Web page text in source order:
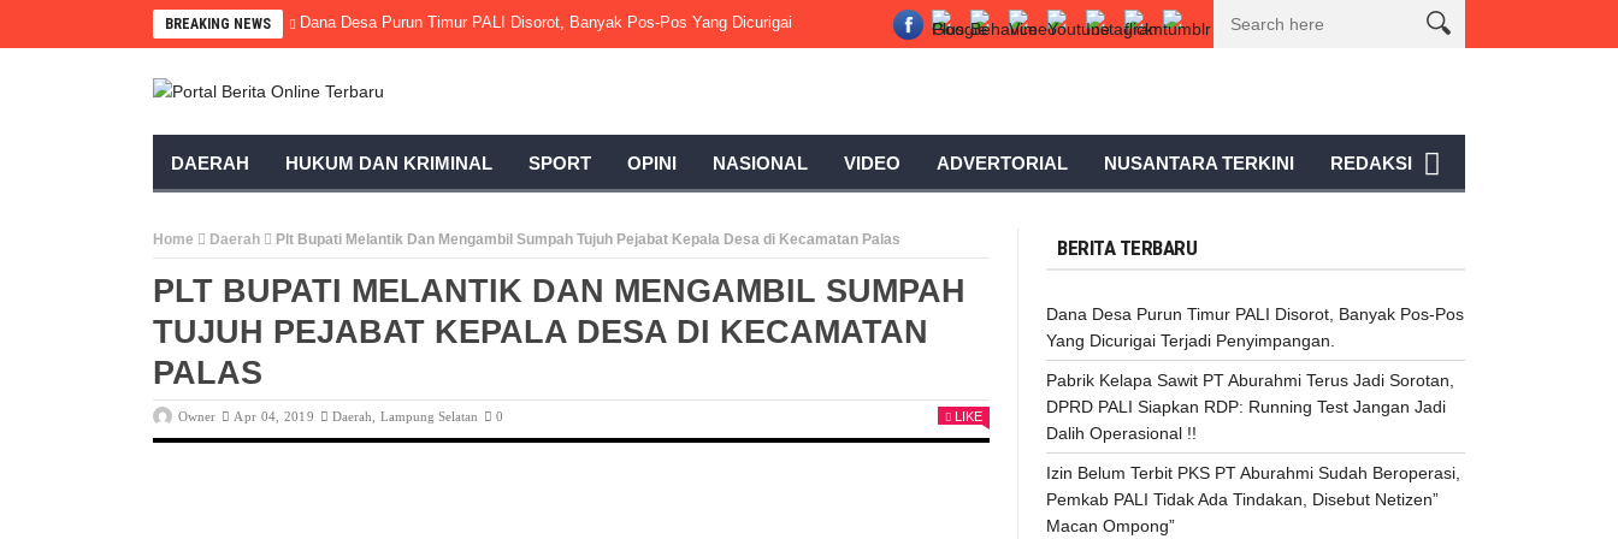
BREAKING NEWS Dana Desa Purun Timur PALI Disorot, Banyak Pos-Pos Yang Dicurigai Terjadi Penyimpangan. Pabrik Kelapa Sawit PT Aburahmi Terus Jadi Sorotan, DPRD PALI Siapkan RDP:
DAERAH HUKUM DAN KRIMINAL SPORT OPINI NASIONAL VIDEO ADVERTORIAL NUSANTARA TERKINI REDAKSI
Home Daerah Plt Bupati Melantik Dan Mengambil Sumpah Tujuh Pejabat Kepala Desa di Kecamatan Palas
PLT BUPATI MELANTIK DAN MENGAMBIL SUMPAH
TUJUH PEJABAT KEPALA DESA DI KECAMATAN
PALAS
Owner Apr 04, 2019 Daerah Lampung Selatan 0 LIKE
BERITA TERBARU
Dana Desa Purun Timur PALI Disorot, Banyak Pos-Pos
Yang Dicurigai Terjadi Penyimpangan.
Pabrik Kelapa Sawit PT Aburahmi Terus Jadi Sorotan,
DPRD PALI Siapkan RDP: Running Test Jangan Jadi
Dalih Operasional !!
Izin Belum Terbit PKS PT Aburahmi Sudah Beroperasi,
Pemkab PALI Tidak Ada Tindakan, Disebut Netizen”
Macan Ompong”